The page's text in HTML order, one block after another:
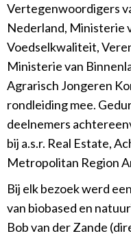
Vertegenwoordigers
Nederland, Ministerie
Voedselkwaliteit,
Ministerie van
Agrarisch Jongeren
rondleiding mee.
deelnemers
bij a.s.r. Real Estate,
Metropolitan Region
Bij elk bezoek werd
van biobased en
Bob van der Zande